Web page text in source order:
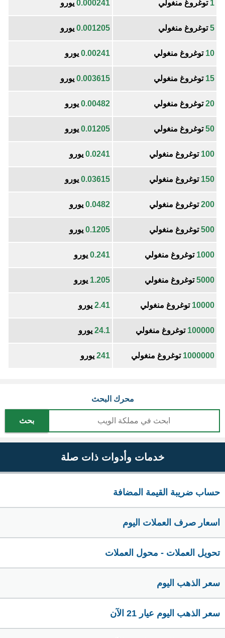
1 توغروغ منغولي 0.000241 يورو
5توغروغ منغولي 0.001205 يورو
10 توغروغ منغولي 0.00241 يورو
15 توغروغ منغولي 0.003615 يورو
20توغروغ منغولي 0.00482 يورو
50توغروغ منغولي 0.01205 يورو
100 توغروغ منغولي 0.0241 يورو
150 توغروغ منغولي 0.03615 يورو
200توغروغ منغولي 0.0482 يورو
500توغروغ منغولي 0.1205 يورو
1000 توغروغ منغولي 0.241 يورو
5000توغروغ منغولي 1.205 يورو
10000 توغروغ منغولي 2.41 يورو
100000 توغروغ منغولي 24.1 يورو
1000000 توغروغ منغولي 241 يورو
محرك البحث
بحث
خدمات وأدوات ذات صلة
حساب ضريبة القيمة المضافة
اسعار صرف العملات اليوم
تحويل العملات - محول العملات
سعر الذهب اليوم
سعر الذهب اليوم عيار 21 الآن